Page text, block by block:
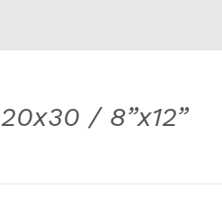
20x30 / 8”x12”